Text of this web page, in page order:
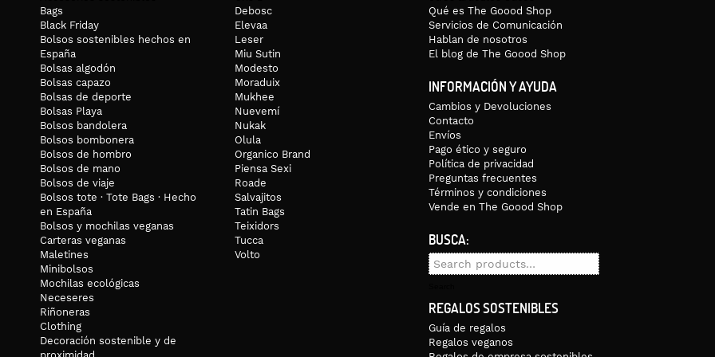
DIMENSIONES:
19cm ancho x 26cm de alto x 14cm de profundidad
¡ENVÍO GRATIS!
Los envíos a España y Portugal están incluidos en el precio y tardan de 24 a 48 horas, a excepción de Canarias, Ceuta y Melilla, que
tienen un coste de 15€.
Bags
Black Friday
Bolsos sostenibles hechos en
España
Bolsas algodón
Bolsas capazo
Bolsas de deporte
Bolsas Playa
Bolsos bandolera
Bolsos bombonera
Bolsos de hombro
Bolsos de mano
Bolsos de viaje
Bolsos tote · Tote Bags · Hecho
en España
Bolsos y mochilas veganas
Carteras veganas
Maletines
Minibolsos
Mochilas ecológicas
Neceseres
Riñoneras
Clothing
Decoración sostenible y de
Debosc
Elevaa
Leser
Miu Sutin
Modesto
Moraduix
Mukhee
Nuevemí
Nukak
Olula
Organico Brand
Piensa Sexi
Roade
Salvajitos
Tatin Bags
Teixidors
Tucca
Volto
Qué es The Goood Shop
Servicios de Comunicación
Hablan de nosotros
El blog de The Goood Shop
INFORMACIÓN Y AYUDA
Cambios y Devoluciones
Contacto
Envíos
Pago ético y seguro
Política de privacidad
Preguntas frecuentes
Términos y condiciones
Vende en The Goood Shop
BUSCA:
Search
REGALOS SOSTENIBLES
Guía de regalos
Regalos veganos